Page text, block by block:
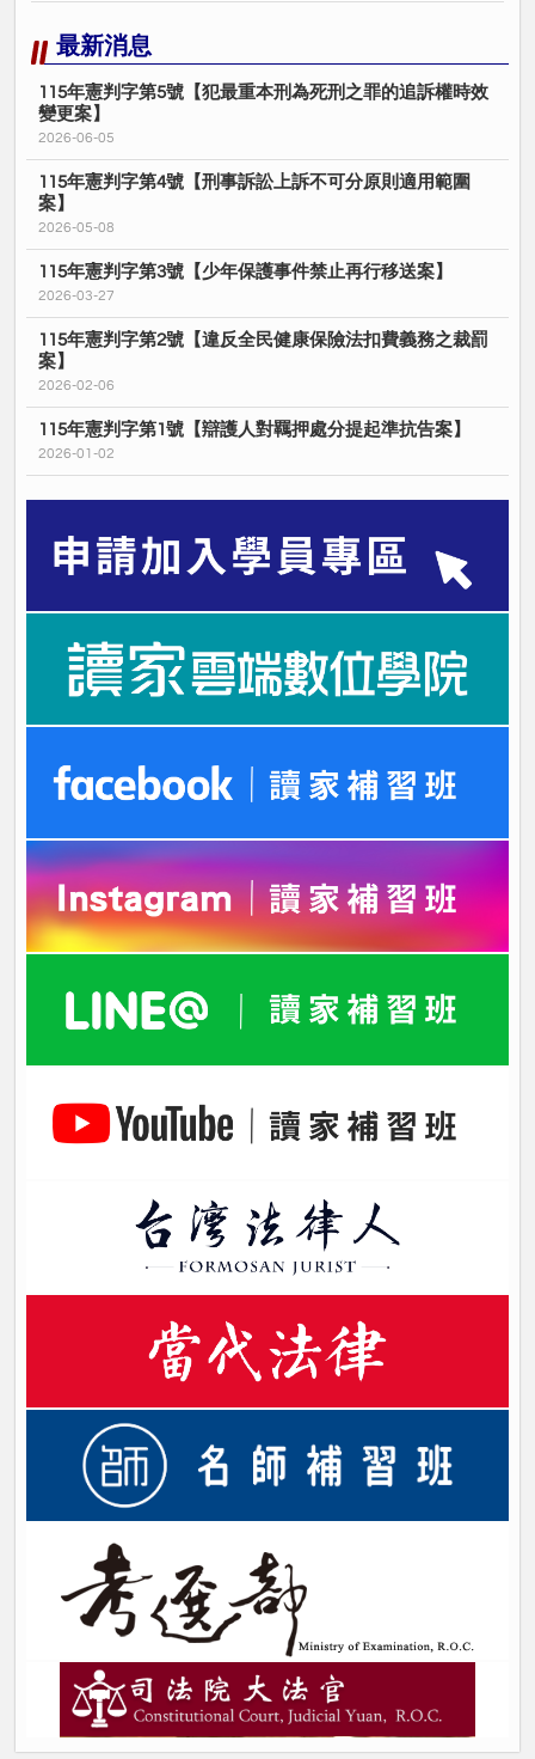
最新消息
115年憲判字第5號【犯最重本刑為死刑之罪的追訴權時效
變更案】
2026-06-05
115年憲判字第4號【刑事訴訟上訴不可分原則適用範圍
案】
2026-05-08
115年憲判字第3號【少年保護事件禁止再行移送案】
2026-03-27
115年憲判字第2號【違反全民健康保險法扣費義務之裁罰
案】
2026-02-06
115年憲判字第1號【辯護人對羈押處分提起準抗告案】
2026-01-02